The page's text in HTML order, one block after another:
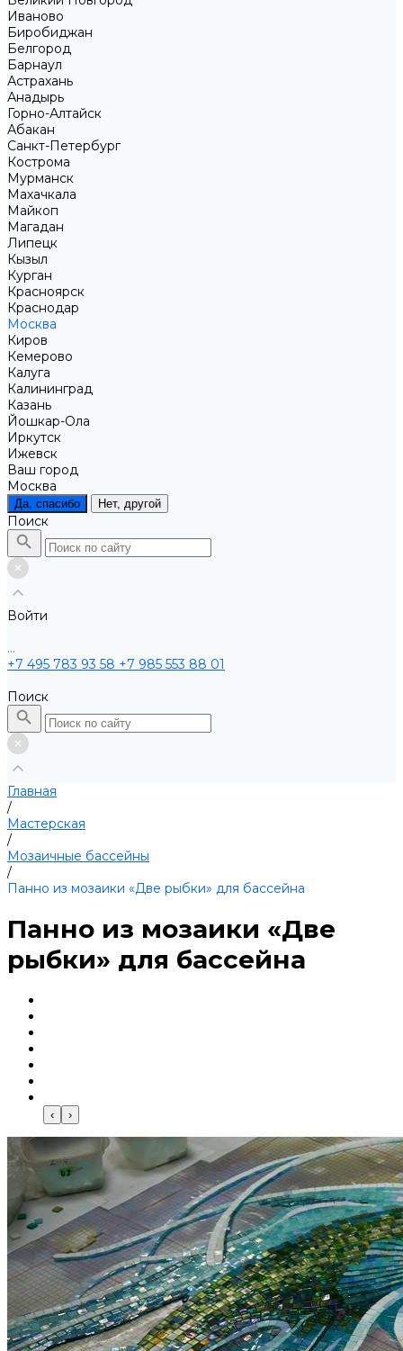
Иваново
Биробиджан
Белгород
Барнаул
Астрахань
Анадырь
Горно-Алтайск
Абакан
Санкт-Петербург
Кострома
Мурманск
Махачкала
Майкоп
Магадан
Липецк
Кызыл
Курган
Красноярск
Краснодар
Москва
Киров
Кемерово
Калуга
Калининград
Казань
Йошкар-Ола
Иркутск
Ижевск
Ваш город
Москва
Да, спасибо Нет, другой
Поиск
Войти
...
+7 495 783 93 58 +7 985 553 88 01
Поиск
Главная
/
Мастерская
/
Мозаичные бассейны
/
Панно из мозаики «Две рыбки» для бассейна
Панно из мозаики «Две
рыбки» для бассейна
‹ ›